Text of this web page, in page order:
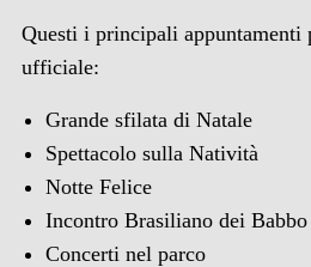
Questi i principali appuntamenti
ufficiale:
Grande sfilata di Natale
Spettacolo sulla Natività
Notte Felice
Incontro Brasiliano dei
Concerti nel parco